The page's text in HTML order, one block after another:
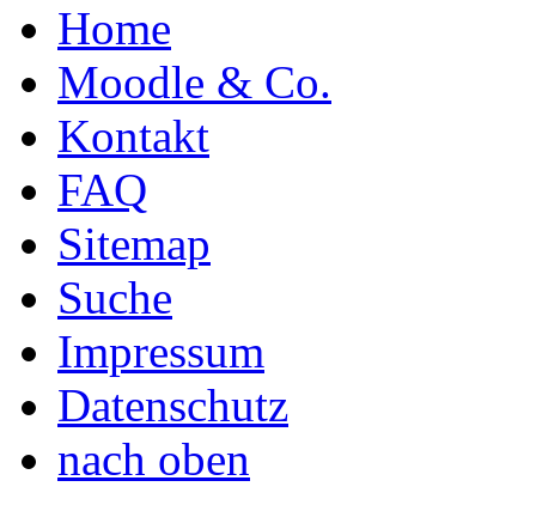
Home
Moodle & Co.
Kontakt
FAQ
Sitemap
Suche
Impressum
Datenschutz
nach oben